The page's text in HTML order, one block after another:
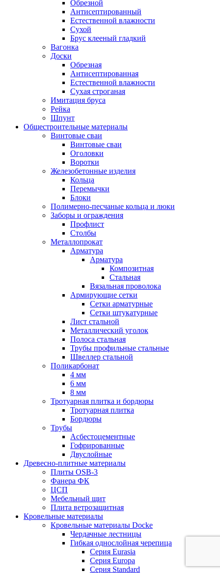
Обрезной
Антисептированный
Естественной влажности
Сухой
Брус клееный гладкий
Вагонка
Доски
Обрезная
Антисептированная
Естественной влажности
Сухая строганая
Имитация бруса
Рейка
Шпунт
Общестроительные материалы
Винтовые сваи
Винтовые сваи
Оголовки
Воротки
Железобетонные изделия
Кольца
Перемычки
Блоки
Полимерно-песчаные кольца и люки
Заборы и ограждения
Профлист
Столбы
Металлопрокат
Арматура
Арматура
Композитная
Стальная
Вязальная проволока
Армирующие сетки
Сетки арматурные
Сетки штукатурные
Лист стальной
Металлический уголок
Полоса стальная
Трубы профильные стальные
Швеллер стальной
Поликарбонат
4 мм
6 мм
8 мм
Тротуарная плитка и бордюры
Тротуарная плитка
Бордюры
Трубы
Асбестоцементные
Гофрированные
Двуслойные
Древесно-плитные материалы
Плиты OSB-3
Фанера ФК
ЦСП
Мебельный щит
Плита ветрозащитная
Кровельные материалы
Кровельные материалы Docke
Чердачные лестницы
Гибкая однослойная черепица
Серия Eurasia
Серия Europa
Серия Standard